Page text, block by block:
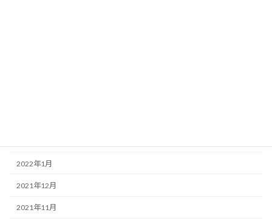
2022年1月
2021年12月
2021年11月